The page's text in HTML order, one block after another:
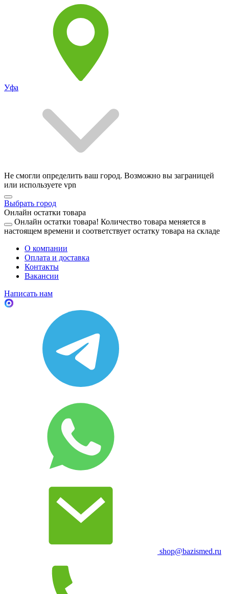
Уфа
Не смогли определить ваш город. Возможно вы заграницей
или используете vpn
Выбрать город
Онлайн остатки товара
Онлайн остатки товара! Количество товара меняется в
настоящем времени и соответствует остатку товара на складе
О компании
Оплата и доставка
Контакты
Вакансии
Написать нам
shop@bazismed.ru